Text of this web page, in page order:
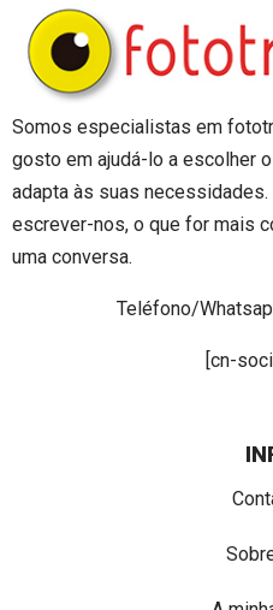
Somos especialistas em
gosto em ajudá-lo a escolher
adapta às suas
escrever-nos, o que for mais
uma conversa.
Teléfono/
[cn-